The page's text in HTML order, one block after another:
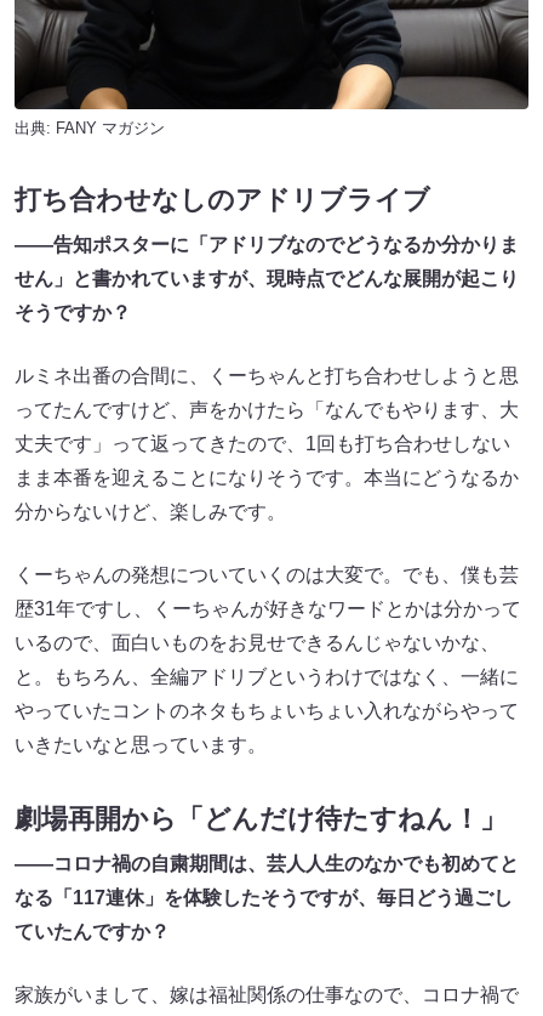
出典: FANY マガジン
打ち合わせなしのアドリブライブ
――告知ポスターに「アドリブなのでどうなるか分かりま
せん」と書かれていますが、現時点でどんな展開が起こり
そうですか？
ルミネ出番の合間に、くーちゃんと打ち合わせしようと思
ってたんですけど、声をかけたら「なんでもやります、大
丈夫です」って返ってきたので、1回も打ち合わせしない
まま本番を迎えることになりそうです。本当にどうなるか
分からないけど、楽しみです。
くーちゃんの発想についていくのは大変で。でも、僕も芸
歴31年ですし、くーちゃんが好きなワードとかは分かって
いるので、面白いものをお見せできるんじゃないかな、
と。もちろん、全編アドリブというわけではなく、一緒に
やっていたコントのネタもちょいちょい入れながらやって
いきたいなと思っています。
劇場再開から「どんだけ待たすねん！」
――コロナ禍の自粛期間は、芸人人生のなかでも初めてと
なる「117連休」を体験したそうですが、毎日どう過ごし
ていたんですか？
家族がいまして、嫁は福祉関係の仕事なので、コロナ禍で